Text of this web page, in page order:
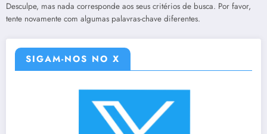
Desculpe, mas nada corresponde aos seus critérios de busca. Por favor,
tente novamente com algumas palavras-chave diferentes.
SIGAM-NOS NO X